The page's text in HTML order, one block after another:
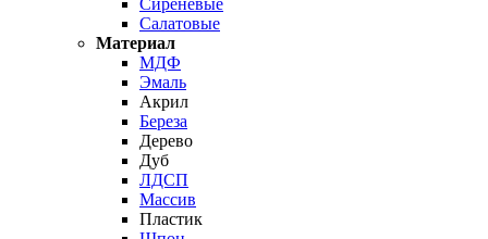
Сиреневые
Салатовые
Материал
МДФ
Эмаль
Акрил
Береза
Дерево
Дуб
ЛДСП
Массив
Пластик